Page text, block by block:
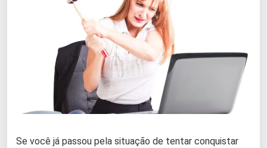
Se você já passou pela situação de tentar conquistar